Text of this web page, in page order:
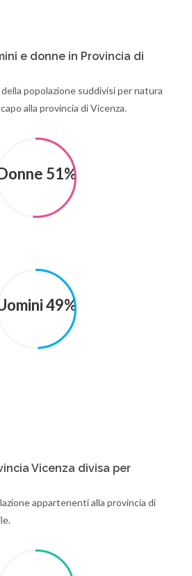
e donne in Provincia di
popolazione suddivisi per natura
alla provincia di Vicenza.
51%
49%
Vicenza divisa per
appartenenti alla provincia di